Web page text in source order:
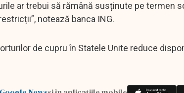
ar trebui să rămână susținute pe termen
notează banca ING.
de cupru în Statele Unite reduce